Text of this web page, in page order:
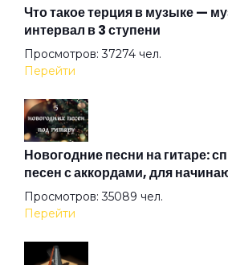
Клен
Когда-нибудь
Корабли
Купи мне шарик
Что такое терция в музыке —
интервал в 3 ступени
Просмотров: 37274 чел.
Перейти
Новогодние песни на гитаре:
песен с аккордами, для
Просмотров: 35089 чел.
Перейти